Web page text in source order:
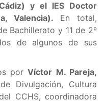
y el IES Doctor
Valencia). En total,
Bachillerato y 11 de 2º
de algunos de sus
porVíctor M. Pareja,
Divulgación, Cultura
CCHS, coordinadora